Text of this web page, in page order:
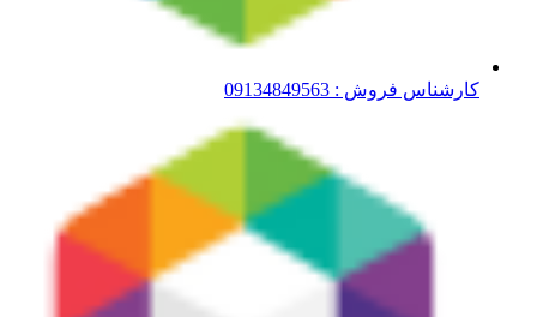
کارشناس فروش : 09134849563